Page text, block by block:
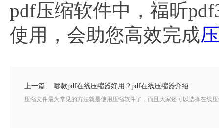
pdf压缩软件中，福昕
使用，会助您高效完成
上一篇: 哪款pdf在线压缩器好用？pdf在线压缩器介绍
压缩文件最为常见的方法就是使用压缩软件了，而且大家还可以选择在线